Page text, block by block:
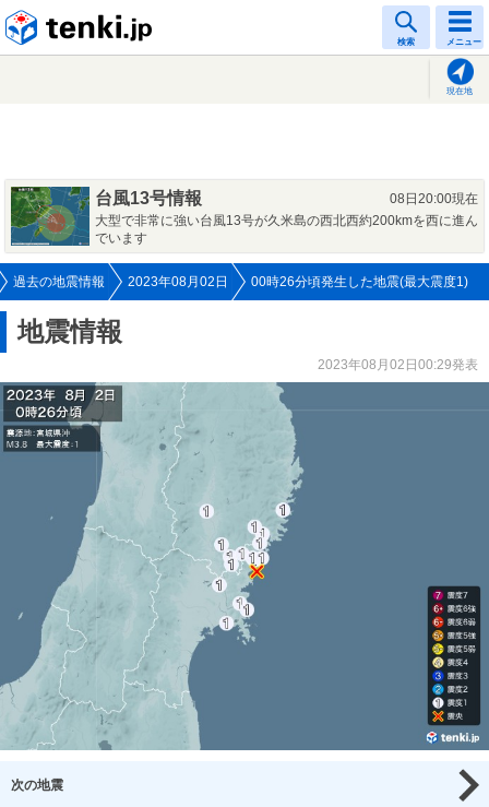
検索 メニュー
現在地
台風13号情報
08日20:00現在
大型で非常に強い台風13号が久米島の西北西約200kmを西に進ん
でいます
過去の地震情報 2023年08月02日 00時26分頃発生した地震(最大震度1)
地震情報
2023年08月02日00:29発表
次の地震